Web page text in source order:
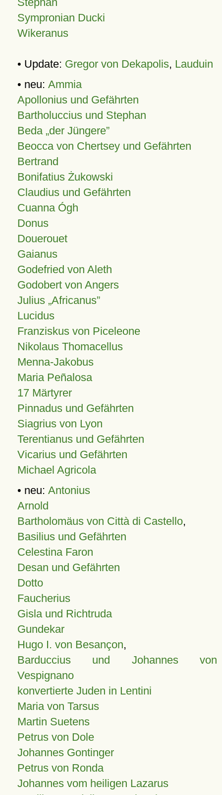
Sympronian Ducki
Wikeranus
• Update: Gregor von Dekapolis, Lauduin
• neu: Ammia
Apollonius und Gefährten
Bartholuccius und Stephan
Beda „der Jüngere”
Beocca von Chertsey und Gefährten
Bertrand
Bonifatius Żukowski
Claudius und Gefährten
Cuanna Ógh
Donus
Douerouet
Gaianus
Godefried von Aleth
Godobert von Angers
Julius Africanus
Lucidus
Franziskus von Piceleone
Nikolaus Thomacellus
Menna-Jakobus
Maria Peñalosa
17 Märtyrer
Pinnadus und Gefährten
Siagrius von Lyon
Terentianus und Gefährten
Vicarius und Gefährten
Michael Agricola
• neu: Antonius
Arnold
Bartholomäus von Città di Castello,
Basilius und Gefährten
Celestina Faron
Desan und Gefährten
Dotto
Faucherius
Gisla und Richtruda
Gundekar
Hugo I. von Besançon,
Barduccius und Johannes von
Vespignano
konvertierte Juden in Lentini
Maria von Tarsus
Martin Suetens
Petrus von Dole
Johannes Gontinger
Petrus von Ronda
Johannes vom heiligen Lazarus